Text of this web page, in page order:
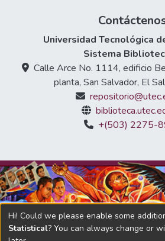
Universidad Tecnológica
Sistema
Calle Arce No. 1114, edificio
planta, San Salvador, El
+(503) 2275-
Hi! Could we please enable some
Statistical? You can always change or